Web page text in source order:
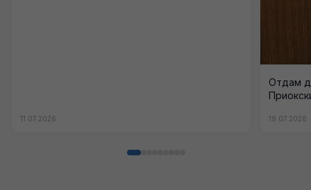
11.07.2026
Отдам
19.07.2026